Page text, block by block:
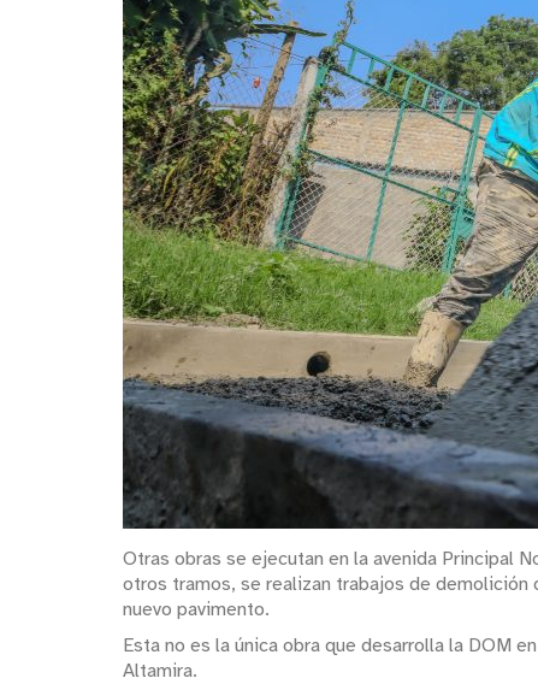
Otras obras se ejecutan en la avenida Principal
otros tramos, se realizan trabajos de
nuevo pavimento.
Esta no es la única obra que desarrolla la DOM
Altamira.